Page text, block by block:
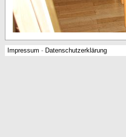
Impressum - Datenschutzerklärung